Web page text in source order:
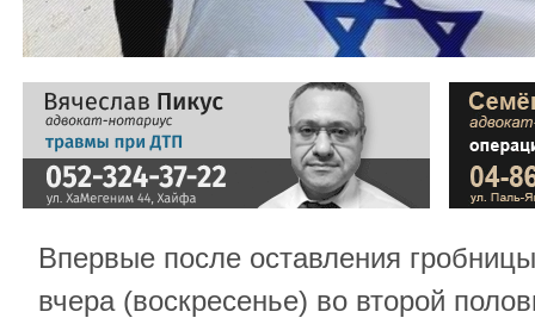
Впервые после оставления
вчера (воскресенье) во второй